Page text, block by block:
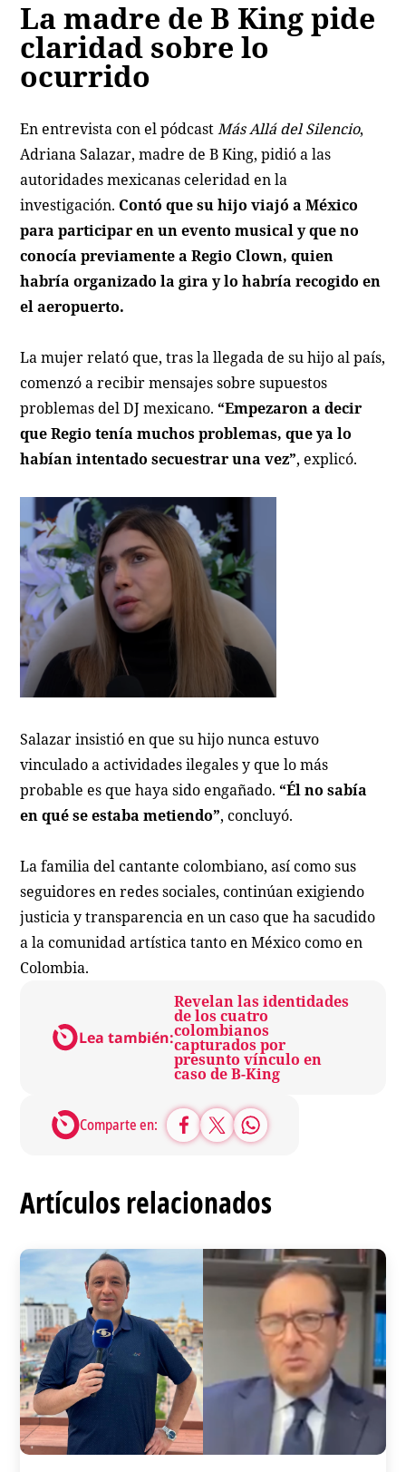
La madre de B King pide
claridad sobre lo
ocurrido
En entrevista con el pódcastMás Allá del Silencio,
Adriana Salazar, madre de B King, pidió a las
autoridades mexicanas celeridad en la
investigación. Contó que su hijo viajó a México
para participar en un evento musical y que no
conocía previamente a Regio Clown, quien
habría organizado la gira y lo habría recogido en
el aeropuerto.
La mujer relató que, tras la llegada de su hijo al país,
comenzó a recibir mensajes sobre supuestos
problemas del DJ mexicano. “Empezaron a decir
que Regio tenía muchos problemas, que ya lo
habían intentado secuestrar una vez”, explicó.
Salazar insistió en que su hijo nunca estuvo
vinculado a actividades ilegales y que lo más
probable es que haya sido engañado. “Él no sabía
en qué se estaba metiendo”, concluyó.
La familia del cantante colombiano, así como sus
seguidores en redes sociales, continúan exigiendo
justicia y transparencia en un caso que ha sacudido
a la comunidad artística tanto en México como en
Colombia.
Lea también:
Revelan las identidades
de los cuatro
colombianos
capturados por
presunto vínculo en
caso de B-King
Comparte en:
Artículos relacionados